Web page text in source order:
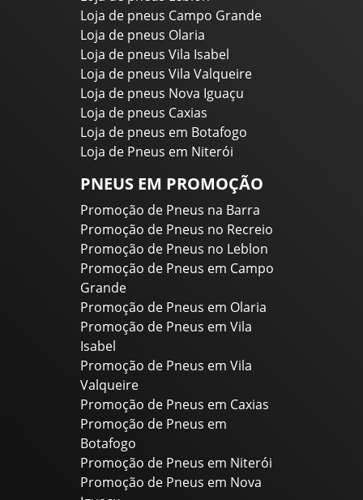
Loja de pneus Campo Grande
Loja de pneus Olaria
Loja de pneus Vila Isabel
Loja de pneus Vila Valqueire
Loja de pneus Nova Iguaçu
Loja de pneus Caxias
Loja de pneus em Botafogo
Loja de Pneus em Niterói
PNEUS EM PROMOÇÃO
Promoção de Pneus na Barra
Promoção de Pneus no Recreio
Promoção de Pneus no Leblon
Promoção de Pneus em Campo
Grande
Promoção de Pneus em Olaria
Promoção de Pneus em Vila
Isabel
Promoção de Pneus em Vila
Valqueire
Promoção de Pneus em Caxias
Promoção de Pneus em
Botafogo
Promoção de Pneus em Niterói
Promoção de Pneus em Nova